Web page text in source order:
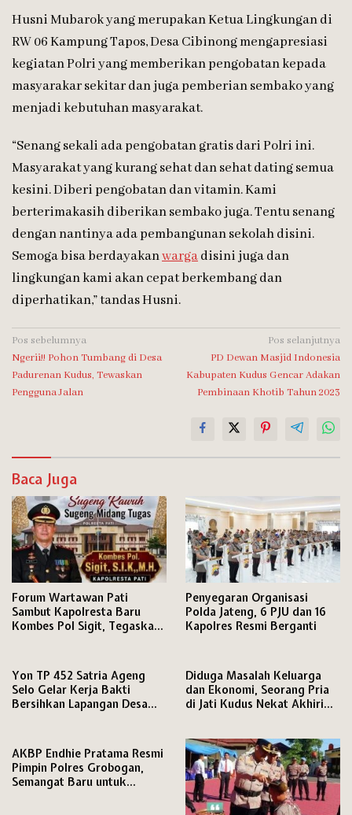
Husni Mubarok yang merupakan Ketua Lingkungan di
RW 06 Kampung Tapos, Desa Cibinong mengapresiasi
kegiatan Polri yang memberikan pengobatan kepada
masyarakar sekitar dan juga pemberian sembako yang
menjadi kebutuhan masyarakat.
“Senang sekali ada pengobatan gratis dari Polri ini.
Masyarakat yang kurang sehat dan sehat dating semua
kesini. Diberi pengobatan dan vitamin. Kami
berterimakasih diberikan sembako juga. Tentu senang
dengan nantinya ada pembangunan sekolah disini.
Semoga bisa berdayakanwargadisini juga dan
lingkungan kami akan cepat berkembang dan
diperhatikan,” tandas Husni.
Navigasi
pos
Pos sebelumnya
Ngerii!! Pohon Tumbang di Desa
Padurenan Kudus, Tewaskan
Pengguna Jalan
Pos selanjutnya
PD Dewan Masjid Indonesia
Kabupaten Kudus Gencar Adakan
Pembinaan Khotib Tahun 2023
Baca Juga
Forum Wartawan Pati
Sambut Kapolresta Baru
Kombes Pol Sigit, Tegaskan
Penyegaran Organisasi
Polda Jateng, 6 PJU dan 16
Kapolres Resmi Berganti
Yon TP 452 Satria Ageng
Selo Gelar Kerja Bakti
Bersihkan Lapangan Desa
Diduga Masalah Keluarga
dan Ekonomi, Seorang Pria
di Jati Kudus Nekat Akhiri
AKBP Endhie Pratama Resmi
Pimpin Polres Grobogan,
Semangat Baru untuk